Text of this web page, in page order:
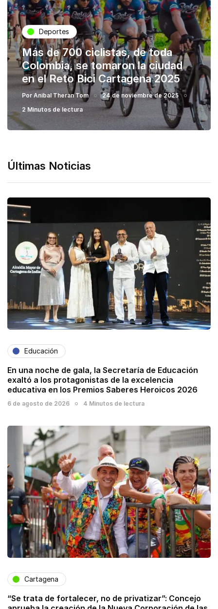
Deportes
Más de 700 ciclistas, de toda
Colombia, se tomaron la ciudad
en el Reto Bici Cartagena 2025
Por Anibal Theran Tom
24 de noviembre de 2025
2 Minutos de lectura
Últimas Noticias
Educación
En una noche de gala, la Secretaría de Educación
exaltó a los protagonistas de la excelencia
educativa en los Premios Saberes Heroicos 2026
6 de agosto de 2026 4 Minutos de lectura
Cartagena
“Se trata de fortalecer, no de privatizar”: Concejo